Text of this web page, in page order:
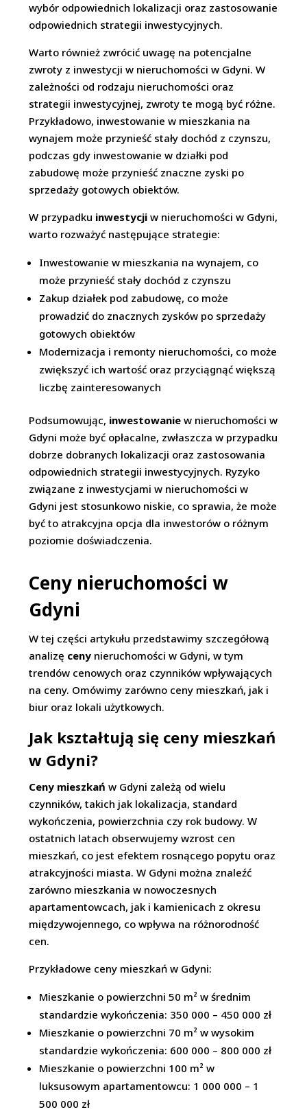
wybór odpowiednich lokalizacji oraz zastosowanie
odpowiednich strategii inwestycyjnych.
Warto również zwrócić uwagę na potencjalne
zwroty z inwestycji w nieruchomości w Gdyni. W
zależności od rodzaju nieruchomości oraz
strategii inwestycyjnej, zwroty te mogą być różne.
Przykładowo, inwestowanie w mieszkania na
wynajem może przynieść stały dochód z czynszu,
podczas gdy inwestowanie w działki pod
zabudowę może przynieść znaczne zyski po
sprzedaży gotowych obiektów.
W przypadku inwestycji w nieruchomości w Gdyni,
warto rozważyć następujące strategie:
Inwestowanie w mieszkania na wynajem, co
może przynieść stały dochód z czynszu
Zakup działek pod zabudowę, co może
prowadzić do znacznych zysków po sprzedaży
gotowych obiektów
Modernizacja i remonty nieruchomości, co może
zwiększyć ich wartość oraz przyciągnąć większą
liczbę zainteresowanych
Podsumowując, inwestowanie w nieruchomości w
Gdyni może być opłacalne, zwłaszcza w przypadku
dobrze dobranych lokalizacji oraz zastosowania
odpowiednich strategii inwestycyjnych. Ryzyko
związane z inwestycjami w nieruchomości w
Gdyni jest stosunkowo niskie, co sprawia, że może
być to atrakcyjna opcja dla inwestorów o różnym
poziomie doświadczenia.
Ceny nieruchomości w
Gdyni
W tej części artykułu przedstawimy szczegółową
analizę ceny nieruchomości w Gdyni, w tym
trendów cenowych oraz czynników wpływających
na ceny. Omówimy zarówno ceny mieszkań, jak i
biur oraz lokali użytkowych.
Jak kształtują się ceny mieszkań
w Gdyni?
Ceny mieszkań w Gdyni zależą od wielu
czynników, takich jak lokalizacja, standard
wykończenia, powierzchnia czy rok budowy. W
ostatnich latach obserwujemy wzrost cen
mieszkań, co jest efektem rosnącego popytu oraz
atrakcyjności miasta. W Gdyni można znaleźć
zarówno mieszkania w nowoczesnych
apartamentowcach, jak i kamienicach z okresu
międzywojennego, co wpływa na różnorodność
cen.
Przykładowe ceny mieszkań w Gdyni:
Mieszkanie o powierzchni 50 m² w średnim
standardzie wykończenia: 350 000 – 450 000 zł
Mieszkanie o powierzchni 70 m² w wysokim
standardzie wykończenia: 600 000 – 800 000 zł
Mieszkanie o powierzchni 100 m² w
luksusowym apartamentowcu: 1 000 000 – 1
500 000 zł